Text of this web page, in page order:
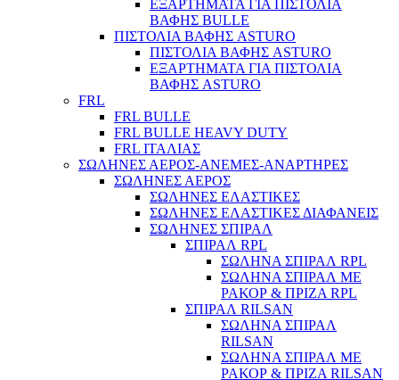
ΕΞΑΡΤΗΜΑΤΑ ΓΙΑ ΠΙΣΤΟΛΙΑ
ΒΑΦΗΣ BULLE
ΠΙΣΤΟΛΙΑ ΒΑΦΗΣ ASTURO
ΠΙΣΤΟΛΙΑ ΒΑΦΗΣ ASTURO
ΕΞΑΡΤΗΜΑΤΑ ΓΙΑ ΠΙΣΤΟΛΙΑ
ΒΑΦΗΣ ASTURO
FRL
FRL BULLE
FRL BULLE HEAVY DUTY
FRL ΙΤΑΛΙΑΣ
ΣΩΛΗΝΕΣ ΑΕΡΟΣ-ΑΝΕΜΕΣ-ΑΝΑΡΤΗΡΕΣ
ΣΩΛΗΝΕΣ ΑΕΡΟΣ
ΣΩΛΗΝΕΣ ΕΛΑΣΤΙΚΕΣ
ΣΩΛΗΝΕΣ ΕΛΑΣΤΙΚΕΣ ΔΙΑΦΑΝΕΙΣ
ΣΩΛΗΝΕΣ ΣΠΙΡΑΛ
ΣΠΙΡΑΛ RPL
ΣΩΛΗΝΑ ΣΠΙΡΑΛ RPL
ΣΩΛΗΝΑ ΣΠΙΡΑΛ ΜΕ
ΡΑΚΟΡ & ΠΡΙΖΑ RPL
ΣΠΙΡΑΛ RILSAN
ΣΩΛΗΝΑ ΣΠΙΡΑΛ
RILSAN
ΣΩΛΗΝΑ ΣΠΙΡΑΛ ΜΕ
ΡΑΚΟΡ & ΠΡΙΖΑ RILSAN